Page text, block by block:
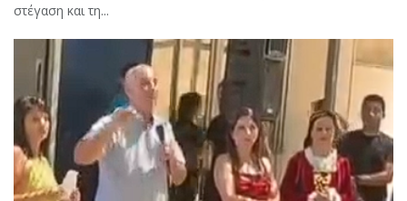
στέγαση και τη...